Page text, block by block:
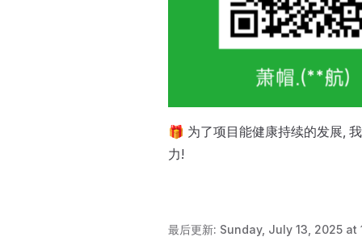
🎁 为了项目能健康持续的发展,
力!
最后更新: Sunday, July 13, 2025 at